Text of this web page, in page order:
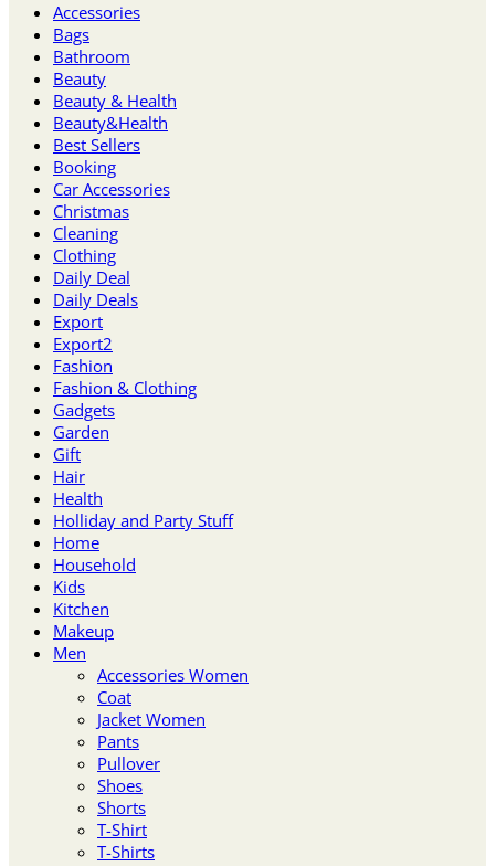
Accessories
Bags
Bathroom
Beauty
Beauty & Health
Beauty&Health
Best Sellers
Booking
Car Accessories
Christmas
Cleaning
Clothing
Daily Deal
Daily Deals
Export
Export2
Fashion
Fashion & Clothing
Gadgets
Garden
Gift
Hair
Health
Holliday and Party Stuff
Home
Household
Kids
Kitchen
Makeup
Men
Accessories Women
Coat
Jacket Women
Pants
Pullover
Shoes
Shorts
T-Shirt
T-Shirts